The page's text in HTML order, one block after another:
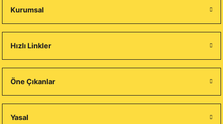
Kurumsal
Hızlı Linkler
Öne Çıkanlar
Yasal